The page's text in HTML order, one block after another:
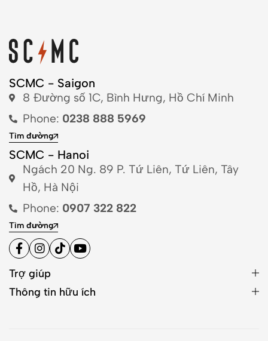
SCMC - Saigon
8 Đường số 1C, Bình Hưng, Hồ Chí Minh
Phone: 0238 888 5969
Tìm đường
SCMC - Hanoi
Ngách 20 Ng. 89 P. Tứ Liên, Tứ Liên, Tây
Hồ, Hà Nội
Phone: 0907 322 822
Tìm đường
Trợ giúp
Thông tin hữu ích